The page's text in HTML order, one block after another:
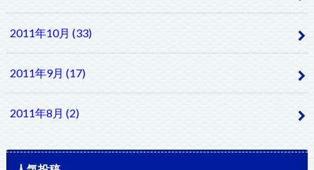
2011年10月 (33)
2011年9月 (17)
2011年8月 (2)